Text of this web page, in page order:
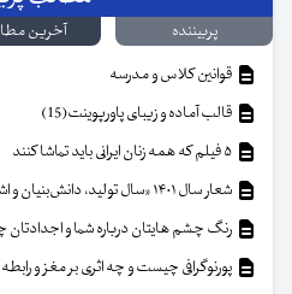
پربیننده
آخرین
قوانین کلاس و مدرسه
قالب آماده و زیبای پاورپوینت(15)
شعار سال ۱۴۰۱ «سال تولید، دانش‌بنیان و اشتغال‌آفرین»
رنگ چشم هایتان درباره شما و اجدادتان
پورنوگرافی چیست و چه اثری بر مغز و